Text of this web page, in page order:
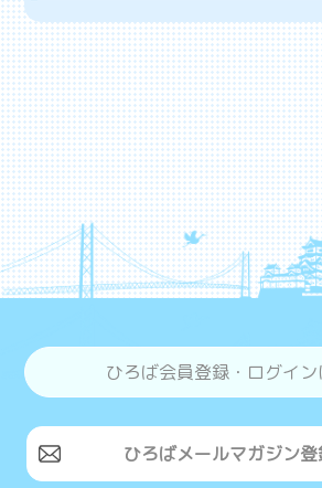
ひろば会員登録・ログイン
ひろばメールマガジン